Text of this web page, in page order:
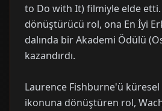
to Do with It) filmiyle elde
dönüştürücü rol, ona En İyi
dalında bir Akademi Ödülü
kazandırdı.
Laurence Fishburne'ü
ikonuna dönüştüren rol,